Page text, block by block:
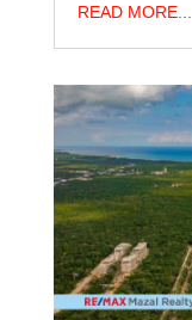
READ MORE...